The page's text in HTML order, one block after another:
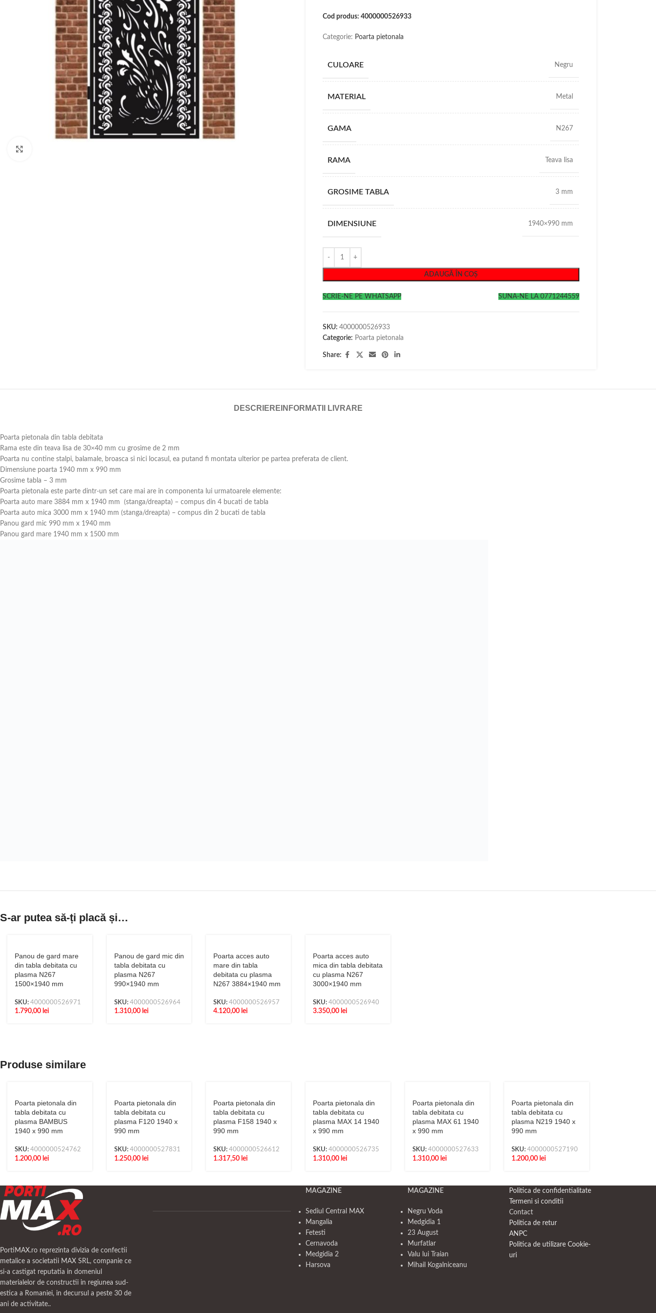
Cod produs: 4000000526933
Categorie: Poarta pietonala
CULOARE Negru
MATERIAL Metal
GAMA N267
RAMA Teava lisa
GROSIME TABLA 3 mm
DIMENSIUNE 1940×990 mm
ADAUGĂ ÎN COȘ
SCRIE-NE PE WHATSAPP SUNA-NE LA 0771244559
SKU: 4000000526933
Categorie: Poarta pietonala
Share:
DESCRIERE INFORMATII LIVRARE
Poarta pietonala din tabla debitata
Rama este din teava lisa de 30×40 mm cu grosime de 2 mm
Poarta nu contine stalpi, balamale, broasca si nici locasul, ea putand fi montata ulterior pe partea preferata de client.
Dimensiune poarta 1940 mm x 990 mm
Grosime tabla – 3 mm
Poarta pietonala este parte dintr-un set care mai are in componenta lui urmatoarele elemente:
Poarta auto mare 3884 mm x 1940 mm (stanga/dreapta) – compus din 4 bucati de tabla
Poarta auto mica 3000 mm x 1940 mm (stanga/dreapta) – compus din 2 bucati de tabla
Panou gard mic 990 mm x 1940 mm
Panou gard mare 1940 mm x 1500 mm
S-ar putea să-ți placă și…
Panou de gard mare
din tabla debitata cu
plasma N267
1500×1940 mm
SKU: 4000000526971
1.790,00 lei
Panou de gard mic din
tabla debitata cu
plasma N267
990×1940 mm
SKU: 4000000526964
1.310,00 lei
Poarta acces auto
mare din tabla
debitata cu plasma
N267 3884×1940 mm
SKU:4000000526957
4.120,00 lei
Poarta acces auto
mica din tabla debitata
cu plasma N267
3000×1940 mm
SKU: 4000000526940
3.350,00 lei
Produse similare
Poarta pietonala din
tabla debitata cu
plasma BAMBUS
1940 x 990 mm
SKU: 4000000524762
1.200,00 lei
Poarta pietonala din
tabla debitata cu
plasma F120 1940 x
990 mm
SKU: 4000000527831
1.250,00 lei
Poarta pietonala din
tabla debitata cu
plasma F158 1940 x
990 mm
SKU:4000000526612
1.317,50 lei
Poarta pietonala din
tabla debitata cu
plasma MAX 14 1940
x 990 mm
SKU: 4000000526735
1.310,00 lei
Poarta pietonala din
tabla debitata cu
plasma MAX 61 1940
x 990 mm
SKU: 4000000527633
1.310,00 lei
Poarta pietonala din
tabla debitata cu
plasma N219 1940 x
990 mm
SKU:4000000527190
1.200,00 lei
PortiMAX.ro reprezinta divizia de confectii
metalice a societatii MAX SRL, companie ce
si-a castigat reputatia in domeniul
materialelor de constructii in regiunea sud-
estica a Romaniei, in decursul a peste 30 de
ani de activitate..
MAGAZINE
Sediul Central MAX
Mangalia
Fetesti
Cernavoda
Medgidia 2
Harsova
MAGAZINE
Negru Voda
Medgidia 1
23 August
Murfatlar
Valu lui Traian
Mihail Kogalniceanu
Politica de confidentialitate
Termeni si conditii
Contact
Politica de retur
ANPC
Politica de utilizare Cookie-
uri